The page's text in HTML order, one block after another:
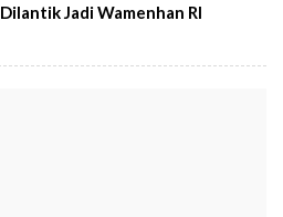
Dilantik Jadi Wamenhan RI